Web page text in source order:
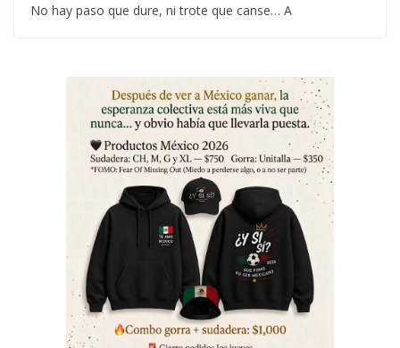
No hay paso que dure, ni trote que canse… A